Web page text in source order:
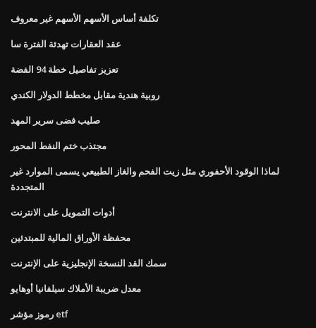
تكلفة أساس الأسهم الأسهم غير معروف
عقد العقارات تهدئة الفترة سا
تعزيز تفاصيل خطة 94 الفضة
روبية هندية مقابل مخطط الدولار الكندي
صليب فضى سرير المهد
مجتذب ختم النفط المحور
لماذا الوقود الأحفوري مثل زيت الفحم والغاز الطبيعي يسمى الموارد غير
المتجددة
أدوات التمويل على الانترنت
محفظة الأوراق المالية للمبتدئين
سمك القد النسخة الإنجليزية على الإنترنت
معدل ضريبة الأملاك سيلفانيا أوهايو
رموز مؤشر etf